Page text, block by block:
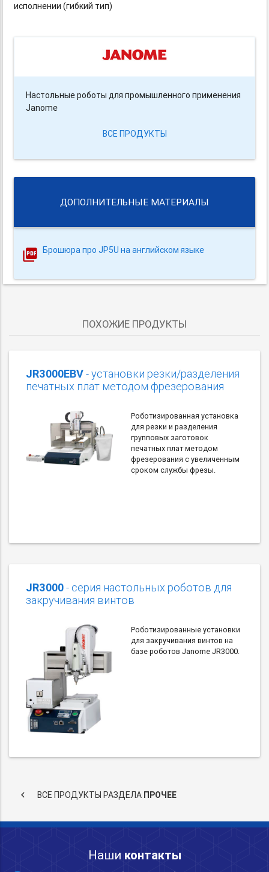
исполнении (гибкий тип)
Настольные роботы для промышленного применения
Janome
ВСЕ ПРОДУКТЫ
ДОПОЛНИТЕЛЬНЫЕ МАТЕРИАЛЫ
Брошюра про JP5U на английском языке
ПОХОЖИЕ ПРОДУКТЫ
JR3000EBV- установки резки/разделения
печатных плат методом фрезерования
Роботизированная установка
для резки и разделения
групповых заготовок
печатных плат методом
фрезерования с увеличенным
сроком службы фрезы.
JR3000- серия настольных роботов для
закручивания винтов
Роботизированные установки
для закручивания винтов на
базе роботов Janome JR3000.
keyboard_arrow_left ВСЕ ПРОДУКТЫ РАЗДЕЛА ПРОЧЕЕ
Наши контакты